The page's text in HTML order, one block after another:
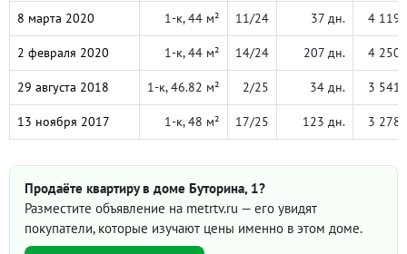
8 марта 2020 1-к, 44 м² 11/24 37 дн. 4 119
2 февраля 2020 1-к, 44 м² 14/24 207 дн. 4 250
29 августа 2018 1-к, 46.82 м² 2/25 34 дн. 3 541
13 ноября 2017 1-к, 48 м² 17/25 123 дн. 3 278
Продаёте квартиру в доме Буторина, 1?
Разместите объявление на metrtv.ru — его увидят
покупатели, которые изучают цены именно в этом доме.